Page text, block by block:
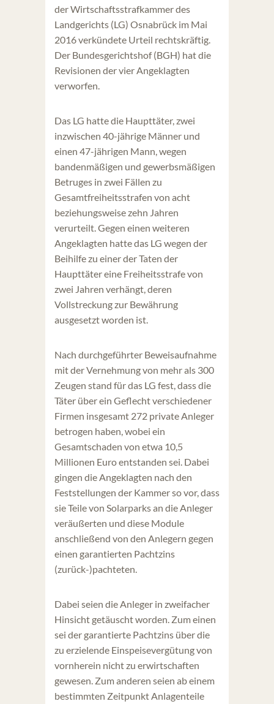
der Wirtschaftsstrafkammer des
Landgerichts (LG) Osnabrück im Mai
2016 verkündete Urteil rechtskräftig.
Der Bundesgerichtshof (BGH) hat die
Revisionen der vier Angeklagten
verworfen.
Das LG hatte die Haupttäter, zwei
inzwischen 40-jährige Männer und
einen 47-jährigen Mann, wegen
bandenmäßigen und gewerbsmäßigen
Betruges in zwei Fällen zu
Gesamtfreiheitsstrafen von acht
beziehungsweise zehn Jahren
verurteilt. Gegen einen weiteren
Angeklagten hatte das LG wegen der
Beihilfe zu einer der Taten der
Haupttäter eine Freiheitsstrafe von
zwei Jahren verhängt, deren
Vollstreckung zur Bewährung
ausgesetzt worden ist.
Nach durchgeführter Beweisaufnahme
mit der Vernehmung von mehr als 300
Zeugen stand für das LG fest, dass die
Täter über ein Geflecht verschiedener
Firmen insgesamt 272 private Anleger
betrogen haben, wobei ein
Gesamtschaden von etwa 10,5
Millionen Euro entstanden sei. Dabei
gingen die Angeklagten nach den
Feststellungen der Kammer so vor, dass
sie Teile von Solarparks an die Anleger
veräußerten und diese Module
anschließend von den Anlegern gegen
einen garantierten Pachtzins
(zurück-)pachteten.
Dabei seien die Anleger in zweifacher
Hinsicht getäuscht worden. Zum einen
sei der garantierte Pachtzins über die
zu erzielende Einspeisevergütung von
vornherein nicht zu erwirtschaften
gewesen. Zum anderen seien ab einem
bestimmten Zeitpunkt Anlagenteile